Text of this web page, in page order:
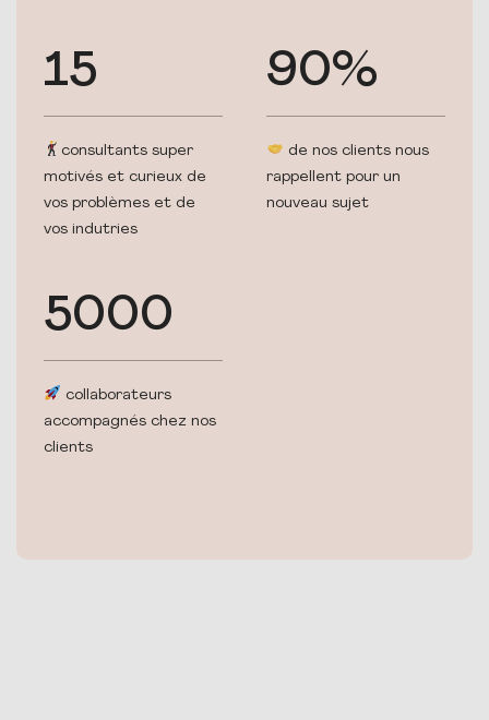
15
consultants super
motivés et curieux de
vos problèmes et de
vos indutries
90%
de nos clients nous
rappellent pour un
nouveau sujet
5000
collaborateurs
accompagnés chez nos
clients